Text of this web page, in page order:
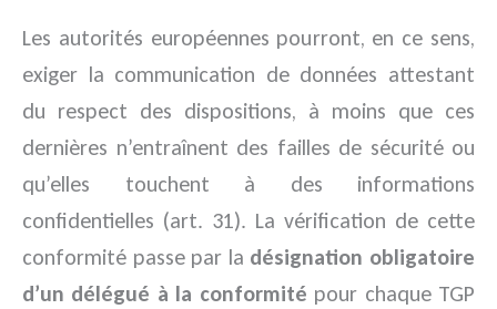
Les autorités européennes pourront, en ce sens,
exiger la communication de données attestant
du respect des dispositions, à moins que ces
dernières n’entraînent des failles de sécurité ou
qu’elles touchent à des informations
confidentielles (art. 31). La vérification de cette
conformité passe par la désignation obligatoire
d’un délégué à la conformité pour chaque TGP